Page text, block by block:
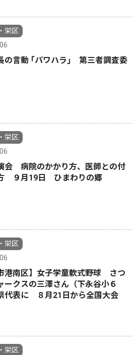
栄区
の言動 ｢パワハラ｣ 第三者調査委
栄区
会 病院のかかり方、医師との付
９月19日 ひまわりの郷
栄区
港南区】女子学童軟式野球 さつ
ークスの三澤さん（下永谷小６
代表に ８月21日から全国大会
栄区